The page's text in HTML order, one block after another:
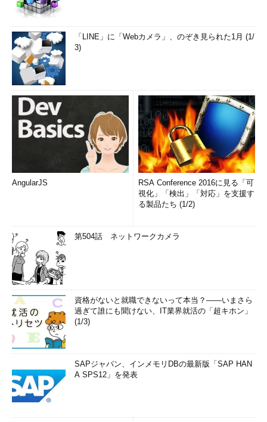
「LINE」に「Webカメラ」、のぞき見られた1月 (1/
3)
AngularJS
RSA Conference 2016に見る「可
視化」「検出」「対応」を支援す
る製品たち (1/2)
第504話 ネットワークカメラ
資格がないと就職できないって本当？――いまさら
過ぎて誰にも聞けない、IT業界就活の「超キホン」
(1/3)
SAPジャパン、インメモリDBの最新版「SAP HAN
A SPS12」を発表